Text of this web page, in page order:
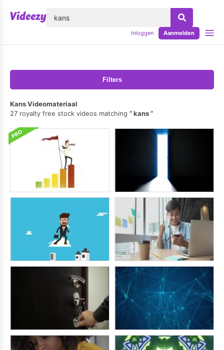
Inloggen Aanmelden
Filters
Kans Videomateriaal
27 royalty free stock videos matching
kans